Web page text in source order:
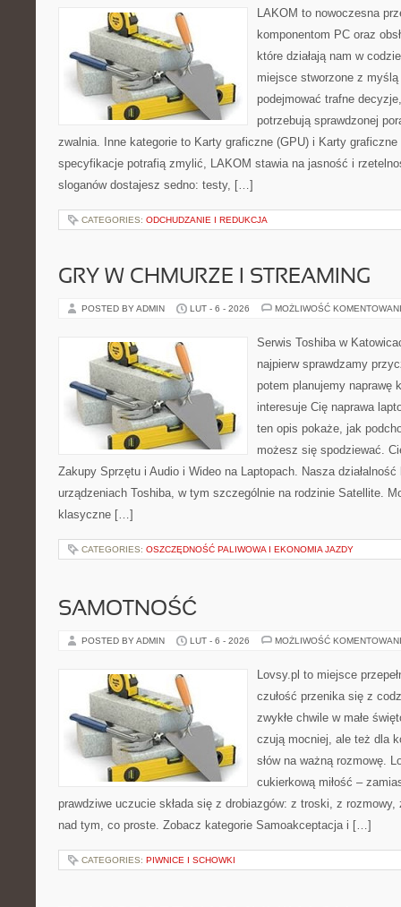
LAKOM to nowoczesna
komponentom PC oraz
które działają nam w
miejsce stworzone z
podejmować trafne
potrzebują sprawdzonej
zwalnia. Inne kategorie to Karty graficzne (GPU) i Karty
specyfikacje potrafią zmylić, LAKOM stawia na jasność i
sloganów dostajesz sedno: testy, […]
CATEGORIES: ODCHUDZANIE I REDUKCJA
GRY W CHMURZE I STREAMING
POSTED BY ADMIN LUT - 6 - 2026 MOŻLIWOŚĆ
Serwis Toshiba w
najpierw sprawdzamy
potem planujemy naprawę
interesuje Cię naprawa
ten opis pokaże, jak
możesz się spodziewać.
Zakupy Sprzętu i Audio i Wideo na Laptopach. Nasza
urządzeniach Toshiba, w tym szczególnie na rodzinie Satellite.
klasyczne […]
CATEGORIES: OSZCZĘDNOŚĆ PALIWOWA I EKONOMIA JAZDY
SAMOTNOŚĆ
POSTED BY ADMIN LUT - 6 - 2026 MOŻLIWOŚĆ
Lovsy.pl to miejsce
czułość przenika się z
zwykłe chwile w małe
czują mocniej, ale też dla
słów na ważną rozmowę.
cukierkową miłość –
prawdziwe uczucie składa się z drobiazgów: z troski, z
nad tym, co proste. Zobacz kategorie Samoakceptacja i […]
CATEGORIES: PIWNICE I SCHOWKI